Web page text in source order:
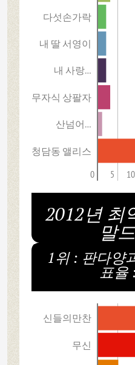
다섯손가락
내 딸 서영이
내 사랑…
무자식 상팔자
산넘어…
청담동 앨리스
0 5 10
2012년 최
말
1위 : 판다양
표율
신들의만찬
무신